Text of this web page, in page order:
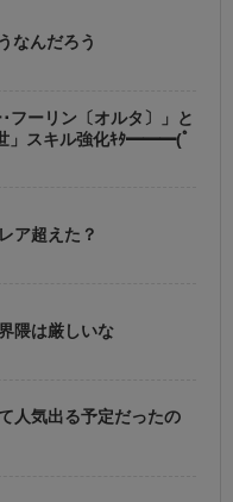
なんだろう
フーリン〔オルタ〕」と
」スキル強化ｷﾀ━━━(ﾟ
ア超えた？
隈は厳しいな
人気出る予定だったの